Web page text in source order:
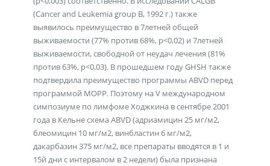
(Cancer and Leukemia group B, 1992 г.) также
выявилось преимущество в 7летней общей
выживаемости (77% против 68%, p<0,02) и 7летней
выживаемости, свободной от неудач лечения (81%
против 63%, p<0,03). В прошедшем году GHSH также
подтвердила преимущество программы ABVD перед
программой МОРР. Поэтому на V международном
симпозиуме по лимфоме Ходжкина в сентябре 2001
года в Кельне схема ABVD (адриамицин 25 мг/м2,
блеомицин 10 мг/м2, винбластин 6 мг/м2,
дакарбазин 375 мг/м2, все препараты вводятся в 1 и
15й дни с интервалом в 2 недели) была признана